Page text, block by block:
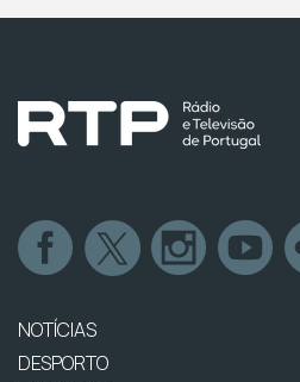
NOTÍCIAS
DESPORTO